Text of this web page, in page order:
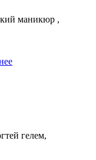
маникюр ,
гелем,